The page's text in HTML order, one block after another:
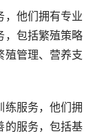
，他们拥有专业
，包括繁殖策略
殖管理、营养支
练服务，他们拥
的服务，包括基